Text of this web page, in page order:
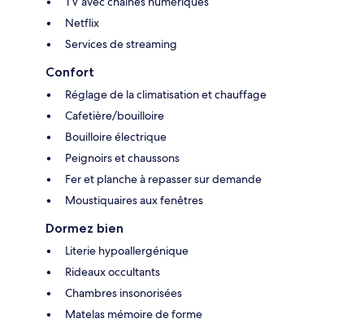
Netflix
Services de streaming
Confort
Réglage de la climatisation et chauffage
Cafetière/bouilloire
Bouilloire électrique
Peignoirs et chaussons
Fer et planche à repasser sur demande
Moustiquaires aux fenêtres
Dormez bien
Literie hypoallergénique
Rideaux occultants
Chambres insonorisées
Matelas mémoire de forme